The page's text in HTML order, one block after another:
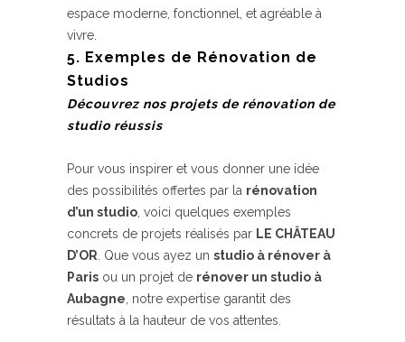
espace moderne, fonctionnel, et agréable à
vivre.
5. Exemples de Rénovation de
Studios
Découvrez nos projets de rénovation de
studio réussis
Pour vous inspirer et vous donner une idée
des possibilités offertes par la rénovation
d’un studio , voici quelques exemples
concrets de projets réalisés par LE CHÂTEAU
D’OR . Que vous ayez un studio à rénover à
Paris ou un projet de rénover un studio à
Aubagne , notre expertise garantit des
résultats à la hauteur de vos attentes.